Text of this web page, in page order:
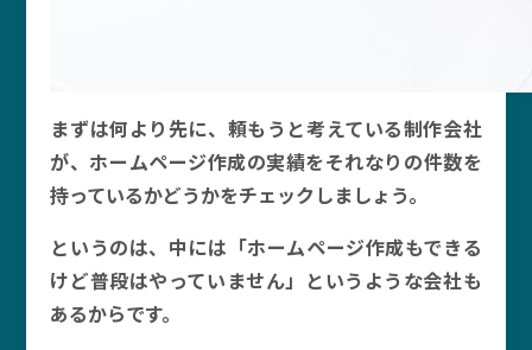
まずは何より先に、頼もうと考えている制作会社
が、ホームページ作成の実績をそれなりの件数を
持っているかどうかをチェックしましょう。
というのは、中には「ホームページ作成もできる
けど普段はやっていません」というような会社も
あるからです。